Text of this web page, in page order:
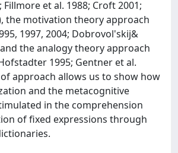
Fillmore et al. 1988; Croft 2001;
the motivation theory approach
1997, 2004; Dobrovol'skij&
the analogy theory approach
1995; Gentner et al.
approach allows us to show how
and the metacognitive
in the comprehension
of fixed expressions through